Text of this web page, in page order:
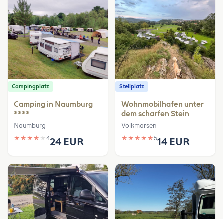
Campingplatz
Camping in Naumburg
****
Naumburg
★ ★ ★ ★ ★ 424 EUR
Stellplatz
Wohnmobilhafen unter
dem scharfen Stein
Volkmarsen
★ ★ ★ ★ ★514 EUR